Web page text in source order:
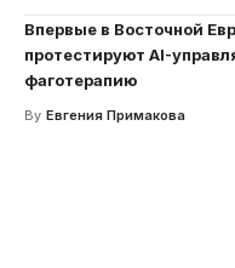
Впервые в Восточной
протестируют AI-
фаготерапию
By Евгения Примакова